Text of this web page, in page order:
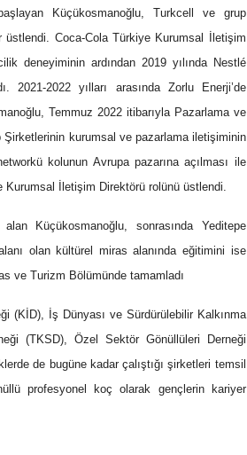
Küçükosmanoğlu, Turkcell ve grup
üstlendi. Coca-Cola Türkiye Kurumsal İletişim
deneyiminin ardından 2019 yılında Nestlé
2021-2022 yılları arasında Zorlu Enerji’de
Temmuz 2022 itibarıyla Pazarlama ve
kurumsal ve pazarlama iletişiminin
kolunun Avrupa pazarına açılması ile
Kurumsal İletişim Direktörü rolünü üstlendi.
Küçükosmanoğlu, sonrasında Yeditepe
olan kültürel miras alanında eğitimini ise
ve Turizm Bölümünde tamamladı
(KİD), İş Dünyası ve Sürdürülebilir Kalkınma
(TKSD), Özel Sektör Gönüllüleri Derneği
de bugüne kadar çalıştığı şirketleri temsil
profesyonel koç olarak gençlerin kariyer